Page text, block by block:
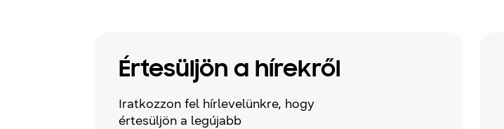
Értesüljön a hírekről
Iratkozzon fel hírlevelünkre, hogy
értesüljön a legújabb